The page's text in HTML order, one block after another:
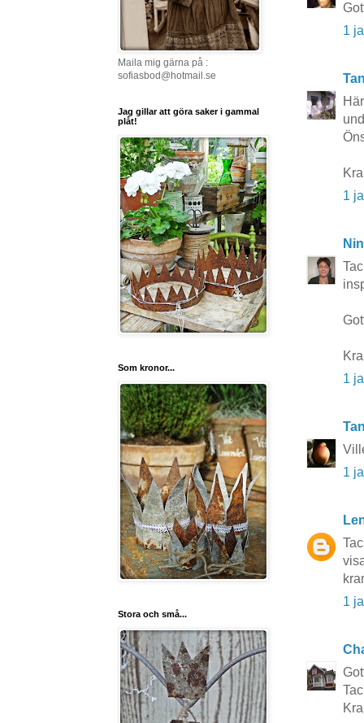
1
1
1
1
1
Maila mig gärna på :
sofiasbod@hotmail.se
Jag gillar att göra saker i gammal
plåt!
Som kronor...
Stora och små...